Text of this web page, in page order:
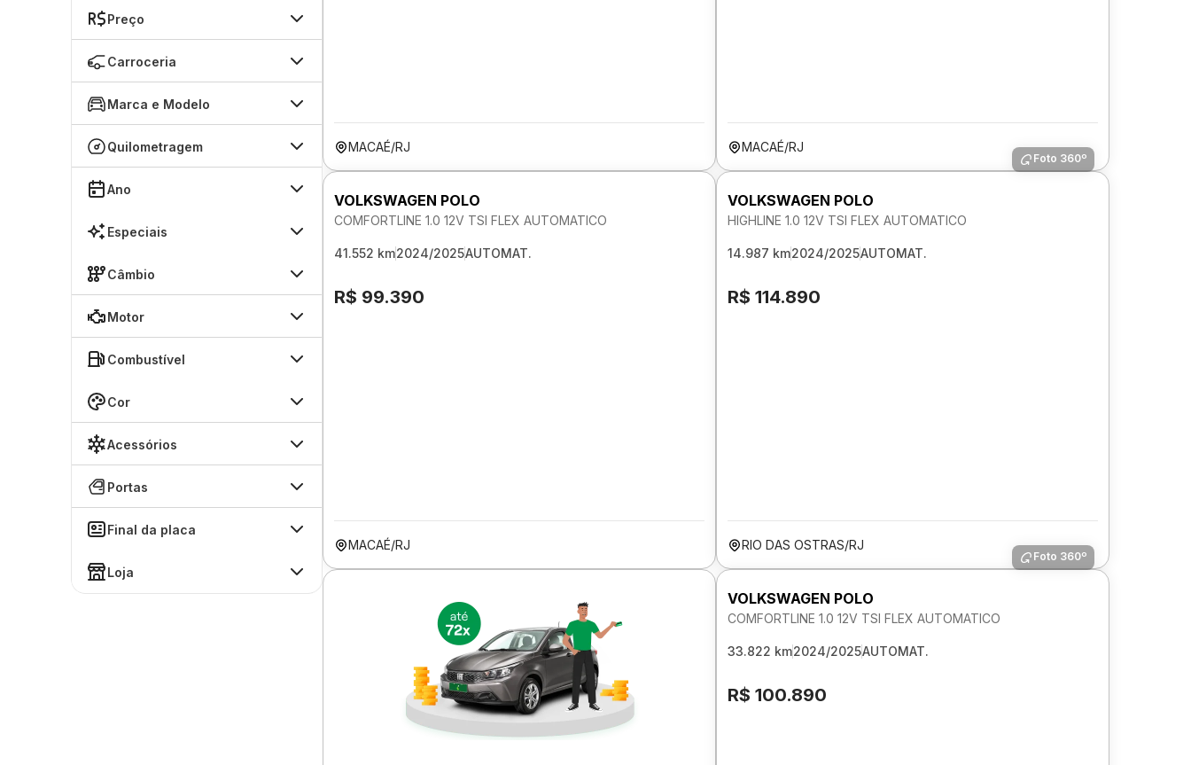
Preço
Carroceria
Marca e Modelo
Quilometragem
Ano
Especiais
Câmbio
Motor
Combustível
Cor
Acessórios
Portas
Final da placa
Loja
MACAÉ/RJ MACAÉ/RJ
VOLKSWAGEN POLO
COMFORTLINE 1.0 12V TSI FLEX AUTOMATICO
41.552 km2024/2025AUTOMAT.
R$ 99.390
MACAÉ/RJ
Foto 360º
VOLKSWAGEN POLO
HIGHLINE 1.0 12V TSI FLEX AUTOMATICO
14.987 km2024/2025AUTOMAT.
R$ 114.890
RIO DAS OSTRAS/RJ
Foto 360º
VOLKSWAGEN POLO
COMFORTLINE 1.0 12V TSI FLEX AUTOMATICO
33.822 km2024/2025AUTOMAT.
R$ 100.890